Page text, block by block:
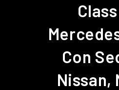
Con
Nissan,